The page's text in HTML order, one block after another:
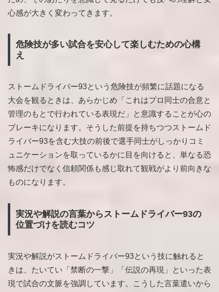
心感が大きく変わってきます。
危険技が多い試合を安心して楽しむための心構
え
ストームドライバー93という危険技が頻繁に話題になる
大会を観るときは、あらかじめ「これはプロ同士の合意と
管理のもとで行われている表現だ」と意識することが心の
ブレーキになります。そうした前提を持ちつつストームド
ライバー93を含む大技の前後で選手同士がしっかりコミ
ュニケーションを取っているかに目を向けると、単なる恐
怖感だけでなく信頼関係も感じ取れて観戦がより前向きな
ものになります。
実況や解説の言葉からストームドライバー93の
位置づけを読むコツ
実況や解説がストームドライバー93という技に触れると
きは、たいてい「禁断の一撃」「伝説の再現」といった表
現で試合の文脈を強調しています。こうした言葉遣いから